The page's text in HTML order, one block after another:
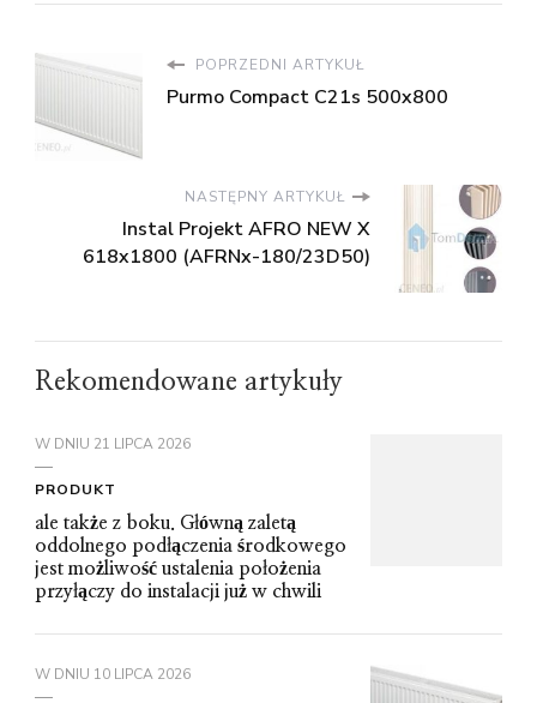
POPRZEDNI ARTYKUŁ
Purmo Compact C21s 500x800
NASTĘPNY ARTYKUŁ
Instal Projekt AFRO NEW X
618x1800 (AFRNx-180/23D50)
Rekomendowane artykuły
W DNIU 21 LIPCA 2026
PRODUKT
ale także z boku. Główną zaletą
oddolnego podłączenia środkowego
jest możliwość ustalenia położenia
przyłączy do instalacji już w chwili
W DNIU 10 LIPCA 2026